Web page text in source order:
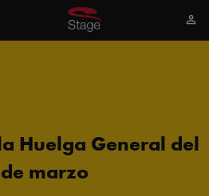
Mi
Huelga General del
marzo